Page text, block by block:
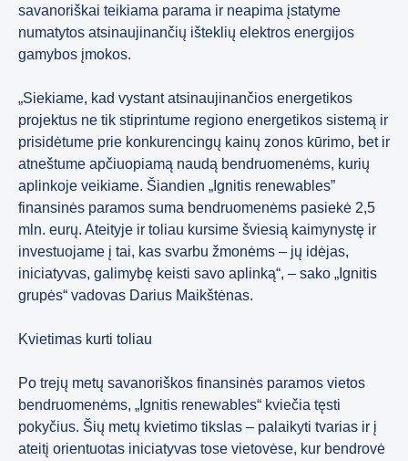
savanoriškai teikiama parama ir neapima įstatyme
numatytos atsinaujinančių išteklių elektros energijos
gamybos įmokos.
„Siekiame, kad vystant atsinaujinančios energetikos
projektus ne tik stiprintume regiono energetikos sistemą ir
prisidėtume prie konkurencingų kainų zonos kūrimo, bet ir
atneštume apčiuopiamą naudą bendruomenėms, kurių
aplinkoje veikiame. Šiandien „Ignitis renewables”
finansinės paramos suma bendruomenėms pasiekė 2,5
mln. eurų. Ateityje ir toliau kursime šviesią kaimynystę ir
investuojame į tai, kas svarbu žmonėms – jų idėjas,
iniciatyvas, galimybę keisti savo aplinką“, – sako „Ignitis
grupės“ vadovas Darius Maikštėnas.
Kvietimas kurti toliau
Po trejų metų savanoriškos finansinės paramos vietos
bendruomenėms, „Ignitis renewables“ kviečia tęsti
pokyčius. Šių metų kvietimo tikslas – palaikyti tvarias ir į
ateitį orientuotas iniciatyvas tose vietovėse, kur bendrovė